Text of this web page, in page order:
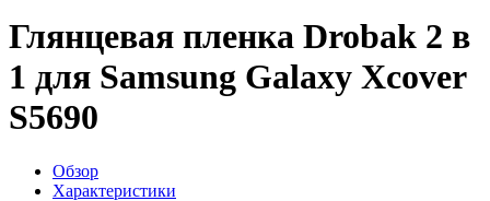
Глянцевая пленка Drobak 2 в
1 для Samsung Galaxy Xcover
S5690
Обзор
Характеристики